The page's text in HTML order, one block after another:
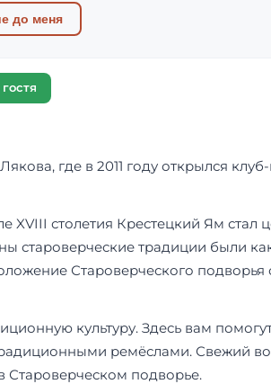
до меня
где в 2011 году открылся
XVIII столетия Крестецкий Ям стал
староверческие традиции были
Староверческого подворья
культуру. Здесь вам
ремёслами. Свежий
Староверческом подворье.